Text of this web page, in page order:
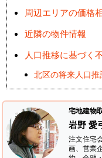
周辺エリアの価格
近隣の物件情報
人口推移に基づく
北区の将来人口
宅地建物
岩野 愛
注文住宅
画、営業